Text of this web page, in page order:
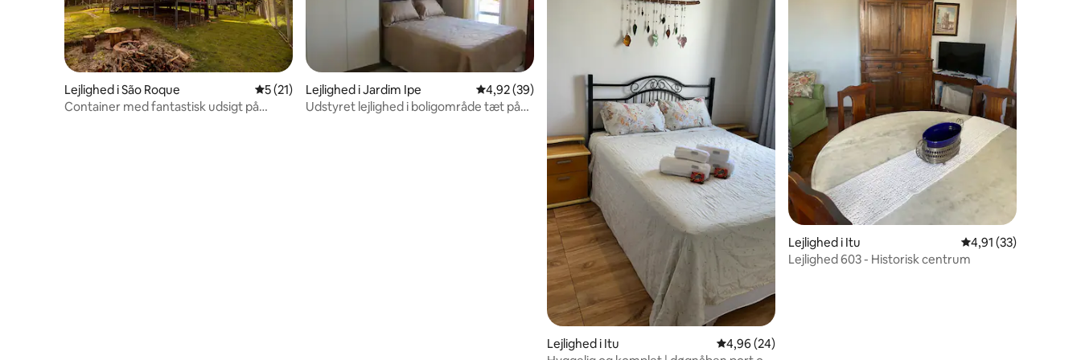
Lejlighed i São Roque 5 ud af 5 i gennemsnitlig bedømmelse, 21 omtaler
5 (21)
Container med fantastisk udsigt på
Lejlighed i Jardim Ipe 4,92 ud af 5 i gennemsnitlig bedømmelse, 39 omtaler
4,92 (39)
Udstyret lejlighed i boligområde tæt på
Lejlighed i Itu 4,96 ud af 5 i gennemsnitlig bedømmelse, 24 omtaler
4,96 (24)
Lejlighed i Itu 4,91 ud af 5 i
4,91 (33)
Lejlighed 603 - Historisk centrum